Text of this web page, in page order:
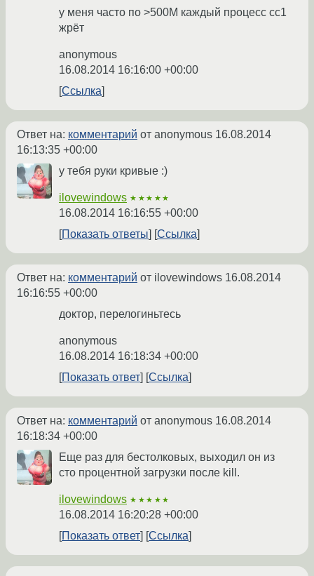
у меня часто по >500M каждый процесс сс1
жрёт
anonymous
16.08.2014 16:16:00 +00:00
Ссылка
Ответ на: комментарий от anonymous 16.08.2014
16:13:35 +00:00
у тебя руки кривые :)
ilovewindows ★★★★★
16.08.2014 16:16:55 +00:00
Показать ответы
Ссылка
Ответ на: комментарий от ilovewindows 16.08.2014
16:16:55 +00:00
доктор, перелогиньтесь
anonymous
16.08.2014 16:18:34 +00:00
Показать ответ
Ссылка
Ответ на: комментарий от anonymous 16.08.2014
16:18:34 +00:00
Еще раз для бестолковых, выходил он из
сто процентной загрузки после kill.
ilovewindows ★★★★★
16.08.2014 16:20:28 +00:00
Показать ответ
Ссылка